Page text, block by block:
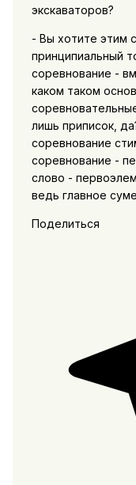
экскаваторов?
- Вы хотите этим
принципиальный
соревнование -
каком таком
лишь приписок,
соревнование
соревнование -
слово -
ведь главное
Поделиться